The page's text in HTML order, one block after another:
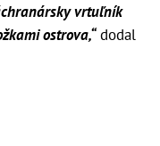
vrtuľník
ostrova,“dodal